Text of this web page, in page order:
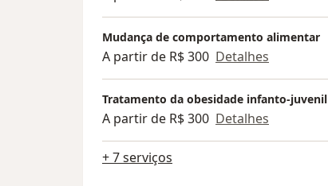
Mudança de comportamento alimentar
A partir de R$ 300 Detalhes
Tratamento da obesidade infanto-juvenil
A partir de R$ 300 Detalhes
+ 7 serviços